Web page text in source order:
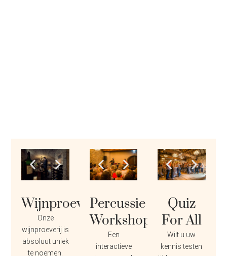
Wijnproeverij
Onze
wijnproeverij is
absoluut uniek
te noemen.
Percussie
Workshop
Een
interactieve
Quiz
For All
Wilt u uw
kennis testen